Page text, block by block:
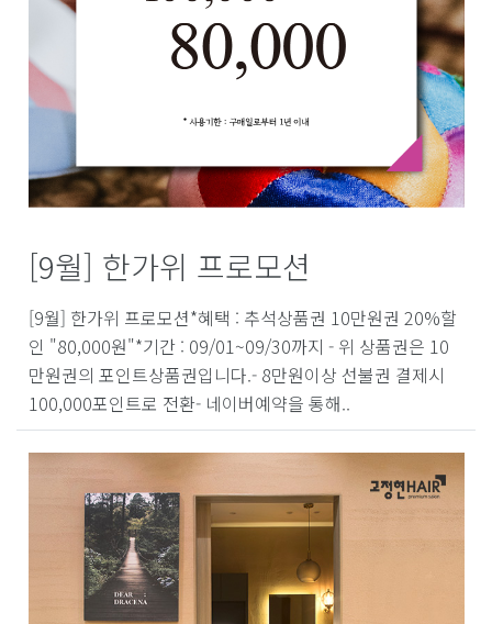
[9월] 한가위 프로모션
[9월] 한가위 프로모션*혜택 : 추석상품권 10만원권 20%할
인 "80,000원"*기간 : 09/01~09/30까지 - 위 상품권은 10
만원권의 포인트상품권입니다.- 8만원이상 선불권 결제시
100,000포인트로 전환- 네이버예약을 통해..